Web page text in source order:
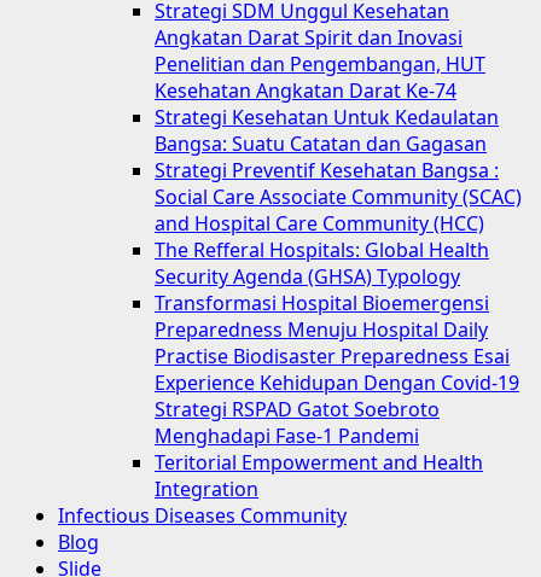
Strategi SDM Unggul Kesehatan
Angkatan Darat Spirit dan Inovasi
Penelitian dan Pengembangan, HUT
Kesehatan Angkatan Darat Ke-74
Strategi Kesehatan Untuk Kedaulatan
Bangsa: Suatu Catatan dan Gagasan
Strategi Preventif Kesehatan Bangsa :
Social Care Associate Community (SCAC)
and Hospital Care Community (HCC)
The Refferal Hospitals: Global Health
Security Agenda (GHSA) Typology
Transformasi Hospital Bioemergensi
Preparedness Menuju Hospital Daily
Practise Biodisaster Preparedness Esai
Experience Kehidupan Dengan Covid-19
Strategi RSPAD Gatot Soebroto
Menghadapi Fase-1 Pandemi
Teritorial Empowerment and Health
Integration
Infectious Diseases Community
Blog
Slide